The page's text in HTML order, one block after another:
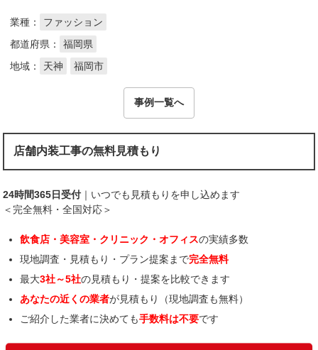
業種：
ファッション
都道府県：
福岡県
地域：
天神 福岡市
事例一覧へ
店舗内装工事の無料見積もり
24時間365日受付 ｜いつでも見積もりを申し込めます
＜完全無料・全国対応＞
飲食店・美容室・クリニック・オフィスの実績多数
現地調査・見積もり・プラン提案まで完全無料
最大3社～5社の見積もり・提案を比較できます
あなたの近くの業者が見積もり（現地調査も無料）
ご紹介した業者に決めても手数料は不要です